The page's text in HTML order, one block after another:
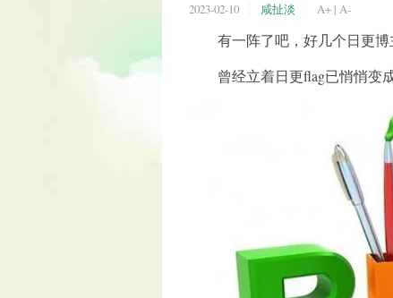
2023-02-10 咸扯淡 A+ | A-
有一阵了吧，好几个日更博
曾经立着日更flag已悄悄变成